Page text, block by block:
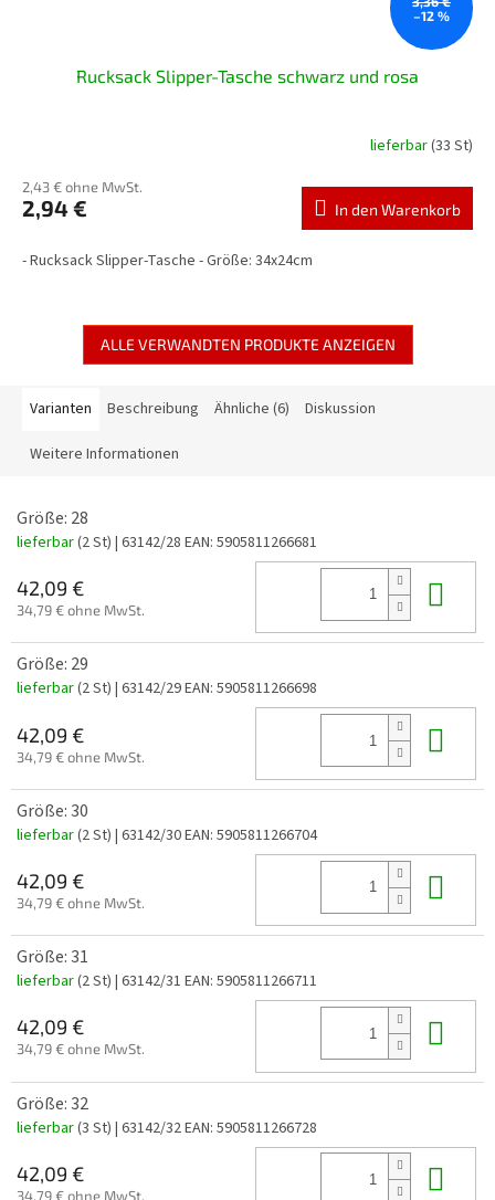
–12 %
Rucksack Slipper-Tasche schwarz und rosa
lieferbar(33 St)
2,43 € ohne MwSt.
2,94 € In den Warenkorb
- Rucksack Slipper-Tasche - Größe: 34x24cm
ALLE VERWANDTEN PRODUKTE ANZEIGEN
Varianten Beschreibung Ähnliche (6) Diskussion
Weitere Informationen
Größe: 28
lieferbar(2 St) | 63142/28 EAN: 5905811266681
42,09 €
34,79 € ohne MwSt.
Größe: 29
lieferbar(2 St) | 63142/29EAN: 5905811266698
42,09 €
34,79 € ohne MwSt.
Größe: 30
lieferbar(2 St) | 63142/30EAN: 5905811266704
42,09 €
34,79 € ohne MwSt.
Größe: 31
lieferbar(2 St) | 63142/31 EAN: 5905811266711
42,09 €
34,79 € ohne MwSt.
Größe: 32
lieferbar(3 St) | 63142/32EAN: 5905811266728
42,09 €
34,79 € ohne MwSt.